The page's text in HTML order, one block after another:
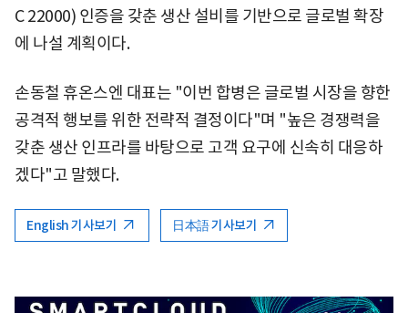
C 22000) 인증을 갖춘 생산 설비를 기반으로 글로벌 확장
에 나설 계획이다.
손동철 휴온스엔 대표는 "이번 합병은 글로벌 시장을 향한
공격적 행보를 위한 전략적 결정이다"며 "높은 경쟁력을
갖춘 생산 인프라를 바탕으로 고객 요구에 신속히 대응하
겠다"고 말했다.
English 기사보기 日本語 기사보기